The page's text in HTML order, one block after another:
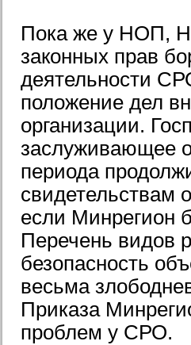
Пока же у НОП,
законных прав
деятельности
положение дел
организации.
заслуживающее
периода
свидетельствам
если Минрегион
Перечень видов
безопасность
весьма
Приказа
проблем у СРО.